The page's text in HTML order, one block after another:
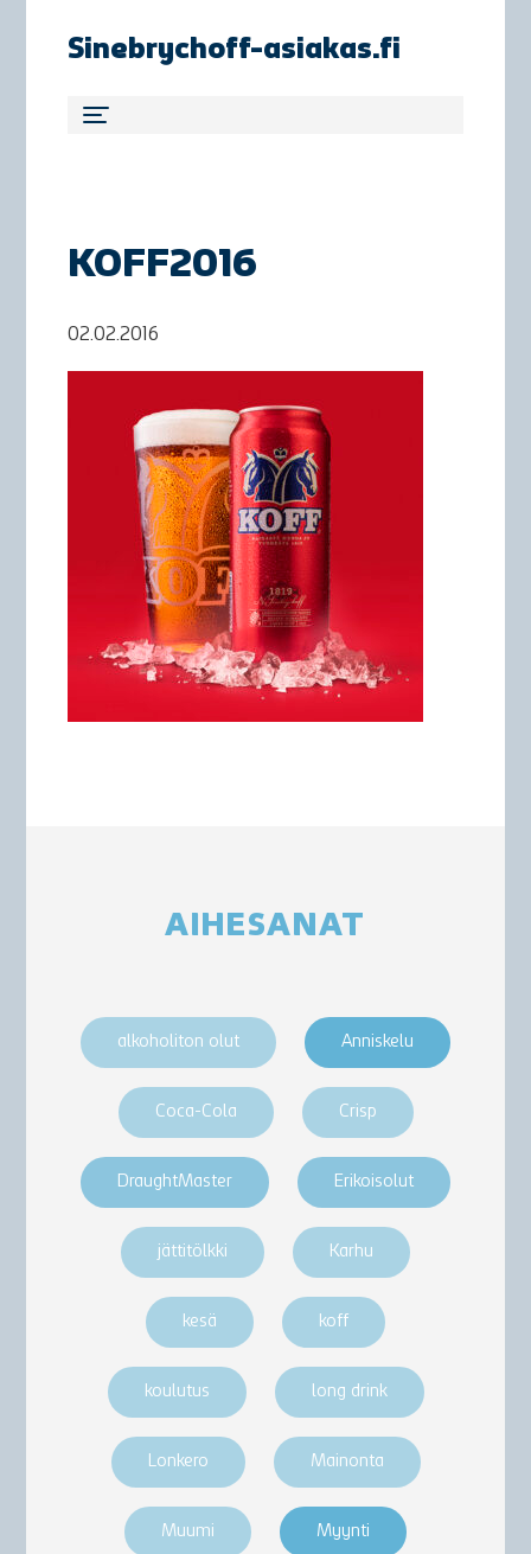
Sinebrychoff-asiakas.fi
KOFF2016
02.02.2016
AIHESANAT
alkoholiton olut Anniskelu
Coca-Cola Crisp
DraughtMaster Erikoisolut
jättitölkki Karhu
kesä koff
koulutus long drink
Lonkero Mainonta
Muumi Myynti